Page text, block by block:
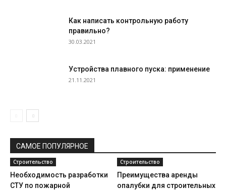
Как написать контрольную работу
правильно?
30.03.2021
Устройства плавного пуска: применение
21.11.2021
САМОЕ ПОПУЛЯРНОЕ
Строительство
Необходимость разработки
СТУ по пожарной
Строительство
Преимущества аренды
опалубки для строительных